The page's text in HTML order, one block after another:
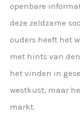
openbare
deze zeldzame
ouders heeft het
met hints van
het vinden in
westkust, maar
markt.